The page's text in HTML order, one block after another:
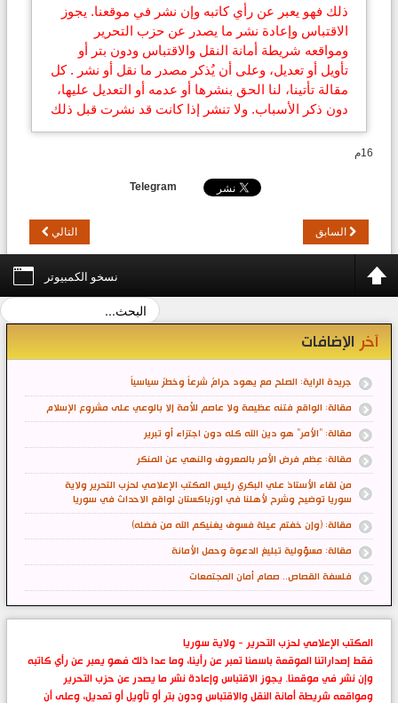
ذلك فهو يعبر عن رأي كاتبه وإن نشر في موقعنا. يجوز
الاقتباس وإعادة نشر ما يصدر عن حزب التحرير
ومواقعه شريطة أمانة النقل والاقتباس ودون بتر أو
تأويل أو تعديل، وعلى أن يُذكر مصدر ما نقل أو نشر . كل
مقالة تأتينا، لنا الحق بنشرها أو عدمه أو التعديل عليها،
دون ذكر الأسباب. ولا تنشر إذا كانت قد نشرت قبل ذلك
نسخو الكمبيوتر
16م
Telegram
السابق التالي
آخر الإضافات
جريدة الراية: الصلح مع يهود حرامٌ شرعاً وخطرٌ سياسياً
مقالة: الواقع فتنه عظيمة ولا عاصم للأمة إلا بالوعي على مشروع الإسلام
مقالة: "الأمر" هو دين الله كله دون اجتزاء أو تبرير
مقالة: عِظم فرض الأمر بالمعروف والنهي عن المنكر
من لقاء الأستاذ علي البكري رئيس المكتب الإعلامي لحزب التحرير ولاية
سوريا توضيح وشرح لأهلنا في اوزباكستان لواقع الاحداث في سوريا
مقالة: (وإن خفتم عيلة فسوف يغنيكم الله من فضله)
مقالة: مسؤولية تبليغ الدعوة وحمل الأمانة
فلسفة القصاص.. صمام أمان المجتمعات
المكتب الإعلامي لحزب التحرير - ولاية سوريا
فقط إصداراتنا الموقعة باسمنا تعبر عن رأينا، وما عدا ذلك فهو يعبر عن رأي كاتبه
وإن نشر في موقعنا. يجوز الاقتباس وإعادة نشر ما يصدر عن حزب التحرير
ومواقعه شريطة أمانة النقل والاقتباس ودون بتر أو تأويل أو تعديل، وعلى أن